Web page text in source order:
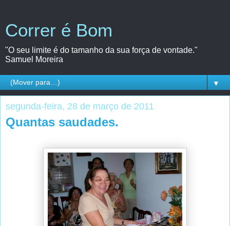
Correr é Bom
"O seu limite é do tamanho da sua força de vontade."
Samuel Moreira
▼
segunda-feira, 28 de março de 2011
Quantas saudades.